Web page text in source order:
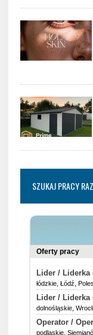
SZUKAJ PRACY